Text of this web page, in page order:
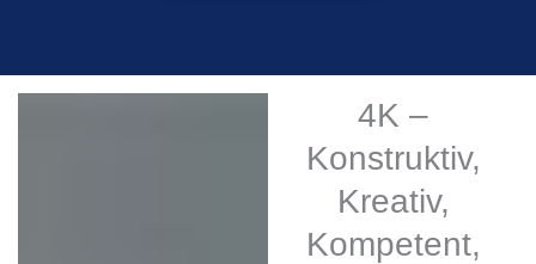
4K –
Konstruktiv,
Kreativ,
Kompetent,